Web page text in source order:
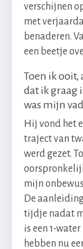
verschijnen
met
benaderen.
een beetje
Toen ik ooit,
dat ik graag
was mijn
Hij vond het
traject van
werd gezet.
mijn
De
tijdje nadat
is een 1-
hebben nu